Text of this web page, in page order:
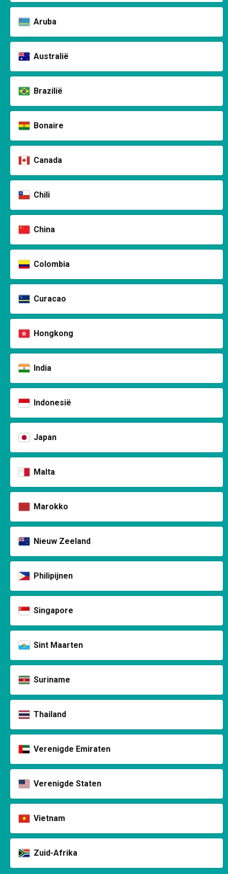
Aruba
Australië
Brazilië
Bonaire
Canada
Chili
China
Colombia
Curacao
Hongkong
India
Indonesië
Japan
Malta
Marokko
Nieuw Zeeland
Philipijnen
Singapore
Sint Maarten
Suriname
Thailand
Verenigde Emiraten
Verenigde Staten
Vietnam
Zuid-Afrika